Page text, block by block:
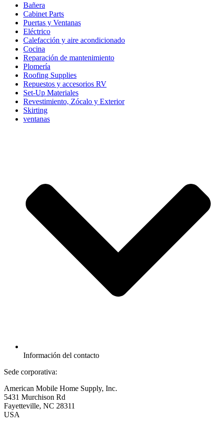
Bañera
Cabinet Parts
Puertas y Ventanas
Eléctrico
Calefacción y aire acondicionado
Cocina
Reparación de mantenimiento
Plomería
Roofing Supplies
Repuestos y accesorios RV
Set-Up Materiales
Revestimiento, Zócalo y Exterior
Skirting
ventanas
Información del contacto
Sede corporativa:
American Mobile Home Supply, Inc.
5431 Murchison Rd
Fayetteville, NC 28311
USA